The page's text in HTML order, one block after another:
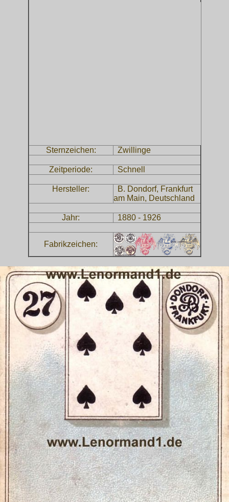
Sternzeichen: Zwillinge
Zeitperiode: Schnell
Hersteller:
B. Dondorf, Frankfurt
am Main, Deutschland
Jahr: 1880 - 1926
Fabrikzeichen: